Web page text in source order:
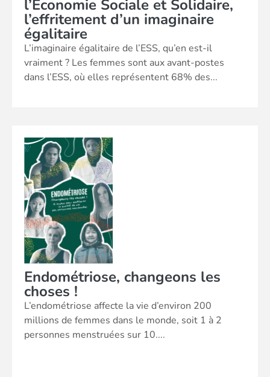
l’Economie Sociale et Solidaire,
l’effritement d’un imaginaire
égalitaire
L’imaginaire égalitaire de l’ESS, qu’en est-il
vraiment ? Les femmes sont aux avant-postes
dans l’ESS, où elles représentent 68% des...
Endométriose, changeons les
choses !
L’endométriose affecte la vie d’environ 200
millions de femmes dans le monde, soit 1 à 2
personnes menstruées sur 10....